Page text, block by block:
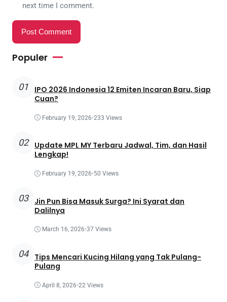
next time I comment.
Populer
01
IPO 2026 Indonesia 12 Emiten Incaran Baru, Siap
Cuan?
February 19, 2026•233 Views
02
Update MPL MY Terbaru Jadwal, Tim, dan Hasil
Lengkap!
February 19, 2026•50 Views
03
Jin Pun Bisa Masuk Surga? Ini Syarat dan
Dalilnya
March 16, 2026•37 Views
04
Tips Mencari Kucing Hilang yang Tak Pulang-
Pulang
April 8, 2026•22 Views